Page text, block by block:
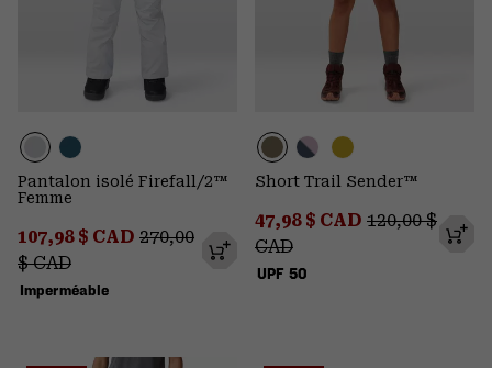
Imperméable
Pantalon isolé Firefall/2™
Femme
Sale price:
107,98 $ CAD Regular price:
270,00
$ CAD
UPF 50
Short Trail Sender™
Sale price:
47,98 $ CAD Regular price:
120,00 $
CAD